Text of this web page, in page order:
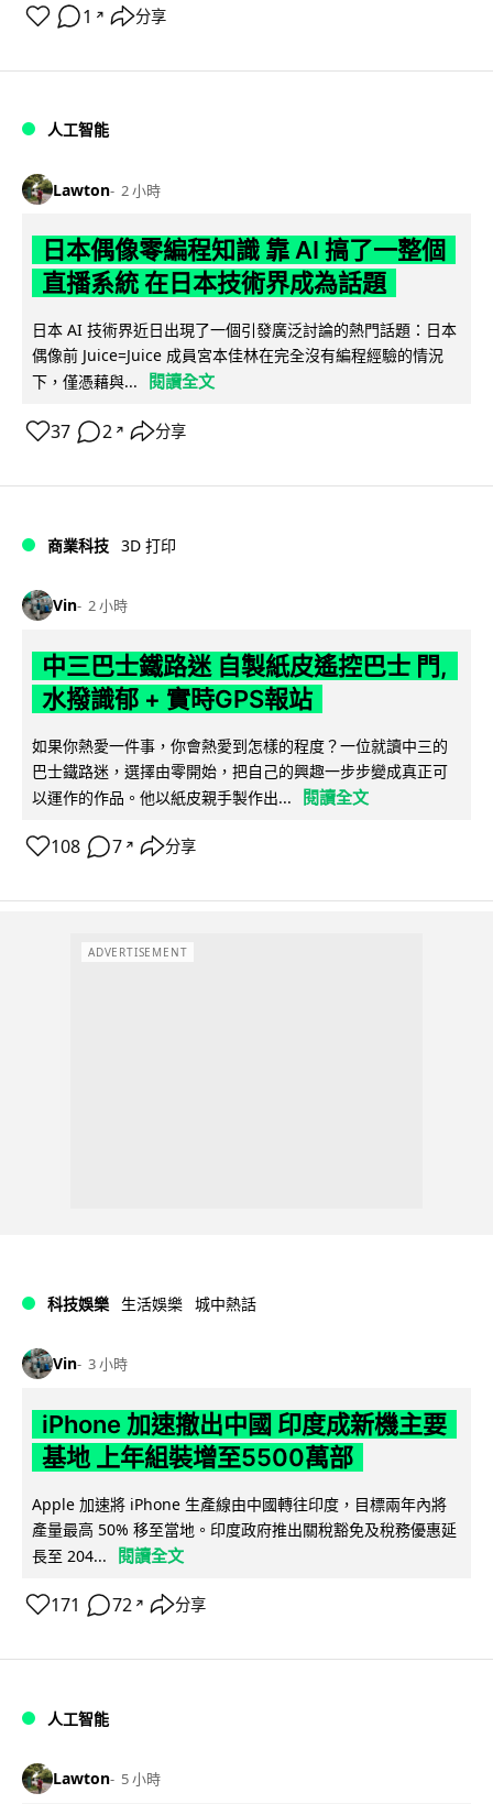
1 ↗ 分享
人工智能
Lawton 2 小時
日本偶像零編程知識 靠 AI 搞了一整個
直播系統 在日本技術界成為話題
日本 AI 技術界近日出現了一個引發廣泛討論的熱門話題：日本
偶像前 Juice=Juice 成員宮本佳林在完全沒有編程經驗的情況
下，僅憑藉與...
閱讀全文
37 2 ↗ 分享
商業科技 3D 打印
Vin 2 小時
中三巴士鐵路迷 自製紙皮遙控巴士 門,
水撥識郁 + 實時GPS報站
如果你熱愛一件事，你會熱愛到怎樣的程度？一位就讀中三的
巴士鐵路迷，選擇由零開始，把自己的興趣一步步變成真正可
以運作的作品。他以紙皮親手製作出...
閱讀全文
108 7 ↗ 分享
ADVERTISEMENT
科技娛樂 生活娛樂 城中熱話
Vin 3 小時
iPhone 加速撤出中國 印度成新機主要
基地 上年組裝增至5500萬部
Apple 加速將 iPhone 生產線由中國轉往印度，目標兩年內將
產量最高 50% 移至當地。印度政府推出關稅豁免及稅務優惠延
長至 204...
閱讀全文
171 72 ↗ 分享
人工智能
Lawton 5 小時